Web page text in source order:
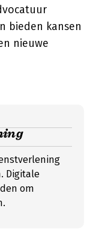
bieden kansen
nieuwe
Digitale
om